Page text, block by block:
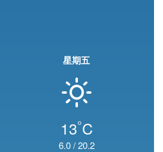
星期五
13°C
6.0/20.2